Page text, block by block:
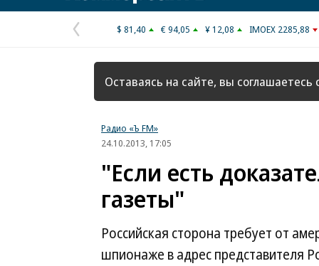
Предыдущая
страница
$ 81,40 € 94,05 ¥ 12,08 IMOEX 2285,88
Оставаясь на сайте, вы соглашаетесь
Радио «Ъ FM»
24.10.2013, 17:05
"Если есть
газеты"
Российская сторона требует от
шпионаже в адрес представителя